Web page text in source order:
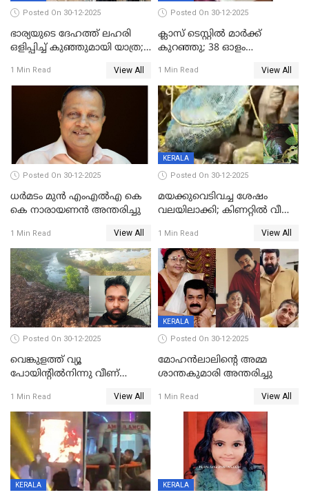
Posted On 30-12-2025
ഭാര്യയുടെ ദേഹത്ത് ലഹരി
ഒളിപ്പിച്ച് കുഞ്ഞുമായി യാത്ര;
പിടികൂടി പൊലീസ്
1 Min Read View All
Posted On 30-12-2025
ക്ലാസ് ടെസ്റ്റിൽ മാർക്ക്
കുറഞ്ഞു; 38 ഓളം
സെന്ററിലെ അധ്യാപകന്‍
മർദിച്ചതായി പരാതി
1 Min Read View All
Posted On 30-12-2025
ധർമടം മുൻ എംഎല്‍എ കെ
കെ നാരായണന്‍ അന്തരിച്ചു
1 Min Read View All
KERALA
Posted On 30-12-2025
മയക്കുവെടിവച്ച ശേഷം
വലയിലാക്കി; കിണറ്റിൽ വീണ
1 Min Read View All
Posted On 30-12-2025
വെങ്കുളത്ത് വ്യൂ
പോയിന്റിൽനിന്നു വീണ്
1 Min Read View All
KERALA
Posted On 30-12-2025
മോഹന്‍ലാലിന്‍റെ അമ്മ
ശാന്തകുമാരി അന്തരിച്ചു
1 Min Read View All
KERALA KERALA